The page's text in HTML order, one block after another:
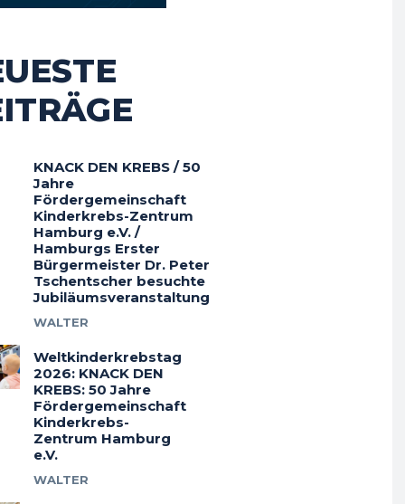
KNACK DEN KREBS / 50
Jahre
Fördergemeinschaft
Kinderkrebs-Zentrum
Hamburg e.V. /
Hamburgs Erster
Bürgermeister Dr. Peter
Tschentscher besuchte
Jubiläumsveranstaltung
WALTER
Weltkinderkrebstag
2026: KNACK DEN
KREBS: 50 Jahre
Fördergemeinschaft
Kinderkrebs-
Zentrum Hamburg
e.V.
WALTER